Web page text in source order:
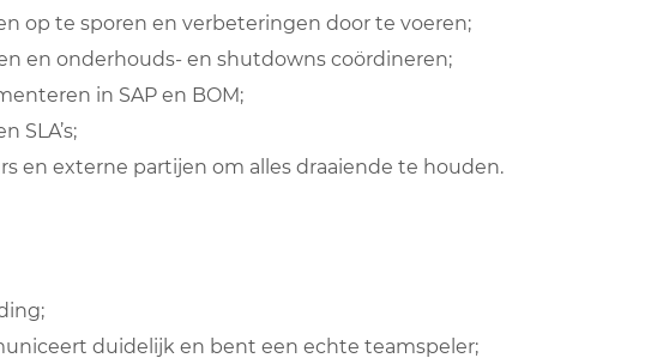
op te sporen en verbeteringen door te voeren;
en onderhouds- en shutdowns coördineren;
in SAP en BOM;
SLA’s;
en externe partijen om alles draaiende te houden.
duidelijk en bent een echte teamspeler;